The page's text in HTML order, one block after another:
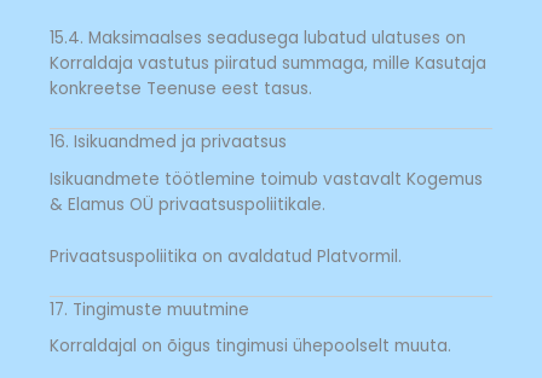
15.4. Maksimaalses seadusega lubatud ulatuses on
Korraldaja vastutus piiratud summaga, mille Kasutaja
konkreetse Teenuse eest tasus.
16. Isikuandmed ja privaatsus
Isikuandmete töötlemine toimub vastavalt Kogemus
& Elamus OÜ privaatsuspoliitikale.
Privaatsuspoliitika on avaldatud Platvormil.
17. Tingimuste muutmine
Korraldajal on õigus tingimusi ühepoolselt muuta.